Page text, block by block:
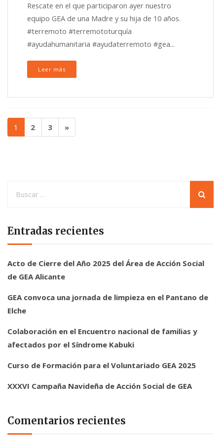
Rescate en el que participaron ayer nuestro
equipo GEA de una Madre y su hija de 10 años.
#terremoto #terremototurquía
#ayudahumanitaria #ayudaterremoto #gea...
Leer más
1 2 3 »
Entradas recientes
Acto de Cierre del Año 2025 del Área de Acción Social
de GEA Alicante
GEA convoca una jornada de limpieza en el Pantano de
Elche
Colaboración en el Encuentro nacional de familias y
afectados por el Síndrome Kabuki
Curso de Formación para el Voluntariado GEA 2025
XXXVI Campaña Navideña de Acción Social de GEA
Comentarios recientes